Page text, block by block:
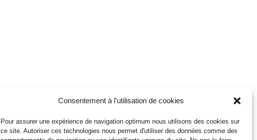
Consentement à l'utilisation de cookies
Pour assurer une expérience de navigation optimum nous utilisons des cookies sur
ce site. Autoriser ces technologies nous permet d'utiliser des données comme des